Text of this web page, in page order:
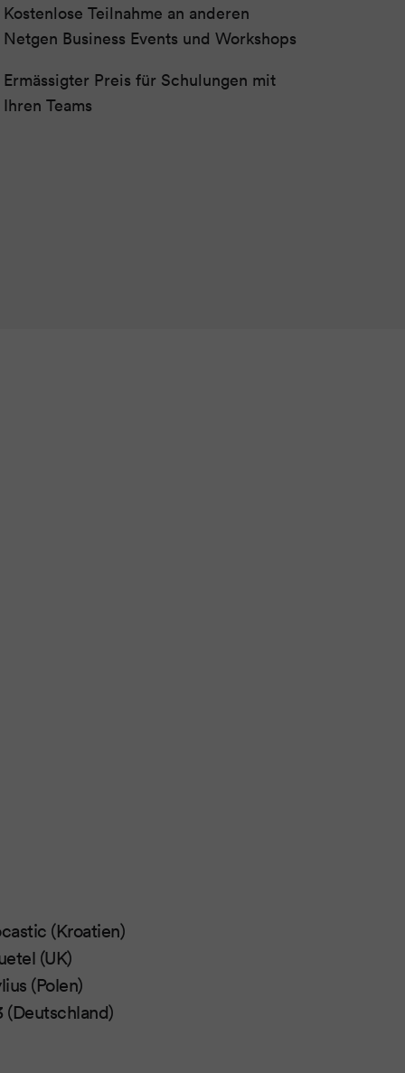
Kostenlose Teilnahme an anderen
Netgen Business Events und Workshops
Ermässigter Preis für Schulungen mit
Ihren Teams
(Kroatien)
(UK)
(Polen)
(Deutschland)